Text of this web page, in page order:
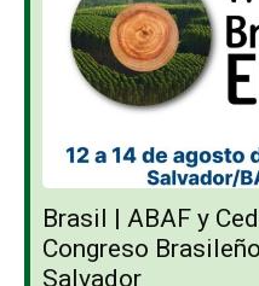
Brasil | ABAF y
Congreso
Salvador